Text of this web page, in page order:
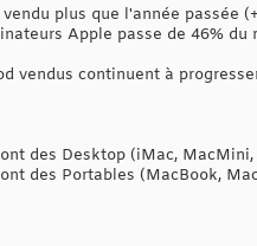
plus que l'année passée
Apple passe de 46%
vendus continuent à
des Desktop (iMac, MacMini,
des Portables (MacBook,